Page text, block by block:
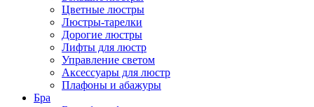
Цветные люстры
Люстры-тарелки
Дорогие люстры
Лифты для люстр
Управление светом
Аксессуары для люстр
Плафоны и абажуры
Бра